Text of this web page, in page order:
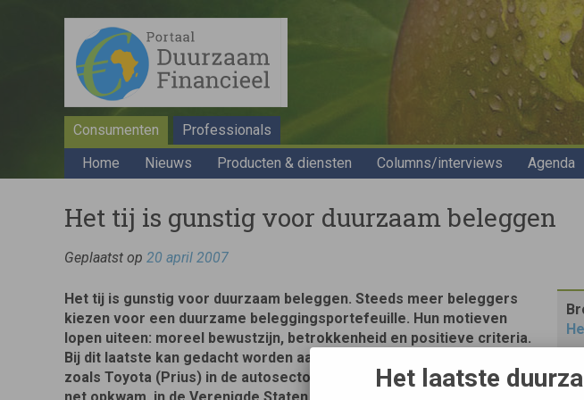
Consumenten
Professionals
Home
Nieuws Producten & diensten Columns/interviews Agenda
Het tij is gunstig voor duurzaam beleggen
Geplaatst op 20 april 2007
Het tij is gunstig voor duurzaam beleggen. Steeds meer beleggers
kiezen voor een duurzame beleggingsportefeuille. Hun motieven
lopen uiteen: moreel bewustzijn, betrokkenheid en positieve criteria.
Bij dit laatste kan gedacht worden aan ‘best in class’ ondernemingen,
zoals Toyota (Prius) in de autosector. Toen deze vorm van beleggen
Het laatste